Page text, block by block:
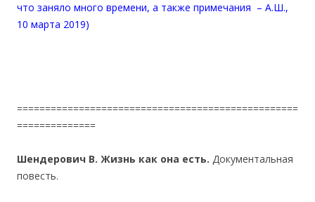
что заняло много времени, а также примечания – А.Ш.,
10 марта 2019)
==================================================
==============
Шендерович В. Жизнь как она есть. Документальная
повесть.